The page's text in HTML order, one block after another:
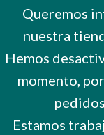
Tel. +34
Celular
Mvl. 606
E-
Horario
De Lunes a
9 a 21 hrs.
No
Queremos
nuestra
Hemos
momento,
Estamos